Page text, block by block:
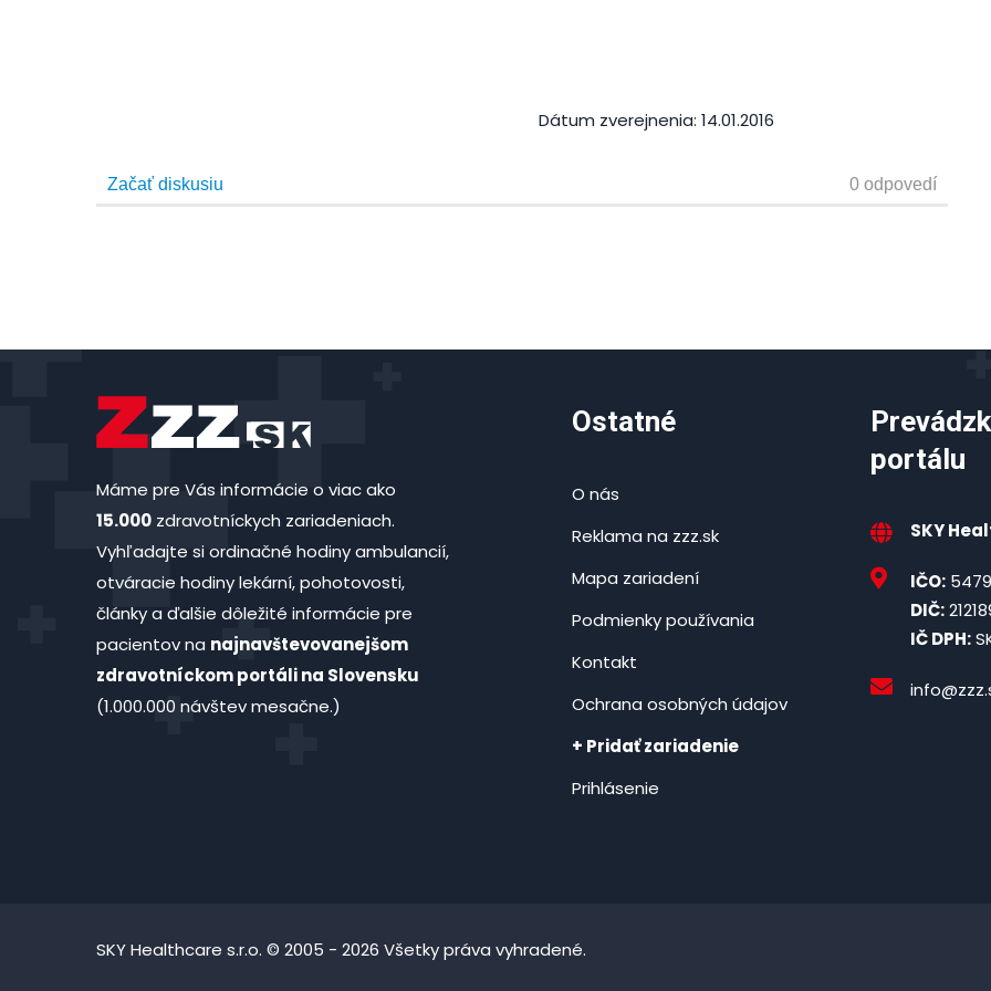
Dátum zverejnenia: 14.01.2016
Máme pre Vás informácie o viac ako
15.000 zdravotníckych zariadeniach.
Vyhľadajte si ordinačné hodiny ambulancií,
otváracie hodiny lekární, pohotovosti,
články a ďalšie dôležité informácie pre
pacientov na najnavštevovanejšom
zdravotníckom portáli na Slovensku
(1.000.000 návštev mesačne.)
Ostatné
O nás
Reklama na zzz.sk
Mapa zariadení
Podmienky používania
Kontakt
Ochrana osobných údajov
+ Pridať zariadenie
Prihlásenie
portálu
SKY
IČO:
DIČ:
IČ DPH:
SKY Healthcare s.r.o. © 2005 - 2026 Všetky práva vyhradené.